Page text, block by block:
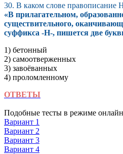
30. В каком слове правописание
«В прилагательном,
существительного,
суффикса -Н-, пишется две
1) бетонный
2) самоотверженных
3) завоёванных
4) проломленному
ОТВЕТЫ
Подобные тесты в режиме
Вариант 1
Вариант 2
Вариант 3
Вариант 4